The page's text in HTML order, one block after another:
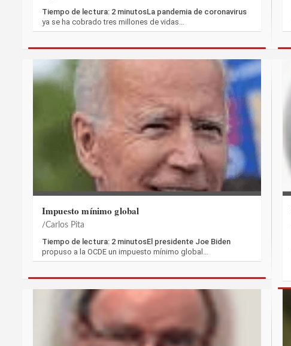
Tiempo de lectura: 2 minutosLa pandemia de coronavirus
ya se ha cobrado tres millones de vidas…
Impuesto mínimo global
Carlos Pita
Tiempo de lectura: 2 minutosEl presidente Joe Biden
propuso a la OCDE un impuesto mínimo global…